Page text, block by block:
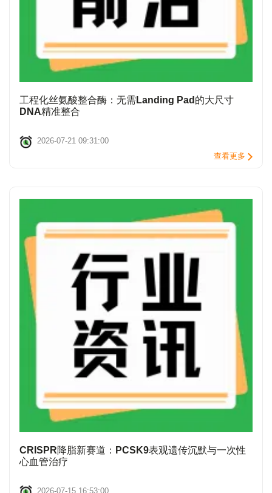
工程化丝氨酸整合酶：无需Landing Pad的大尺寸
DNA精准整合
2026-07-21 09:31:00
查看更多
CRISPR降脂新赛道：PCSK9表观遗传沉默与一次性
心血管治疗
2026-07-15 16:53:00